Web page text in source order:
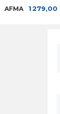
1 279,00 0 %